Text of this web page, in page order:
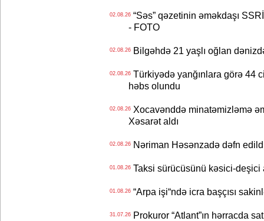
02.08.26“Səs” qəzetinin əməkdaşı
- FOTO
02.08.26Bilgəhdə 21 yaşlı oğlan
02.08.26Türkiyədə yanğınlara görə 44
həbs olundu
02.08.26Xocavənddə minatəmizləmə
Xəsarət aldı
02.08.26Nəriman Həsənzadə dəfn
01.08.26Taksi sürücüsünü kəsici-deşici
01.08.26“Arpa işi“ndə icra başçısı
31.07.26Prokuror “Atlant”ın hərracda